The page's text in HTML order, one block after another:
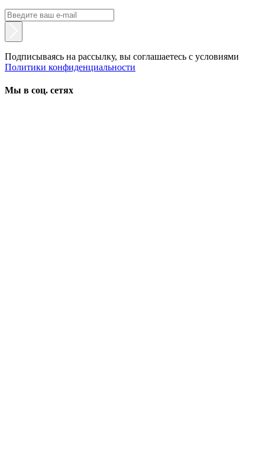
Подписываясь на рассылку, вы соглашаетесь с условиями
Политики конфиденциальности
Мы в соц. сетях